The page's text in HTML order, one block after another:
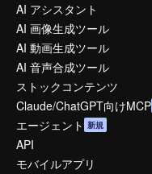
AI アシスタント
AI 画像生成ツール
AI 動画生成ツール
AI 音声合成ツール
ストックコンテンツ
Claude/ChatGPT向けMCP
エージェント 新規
API
モバイルアプリ